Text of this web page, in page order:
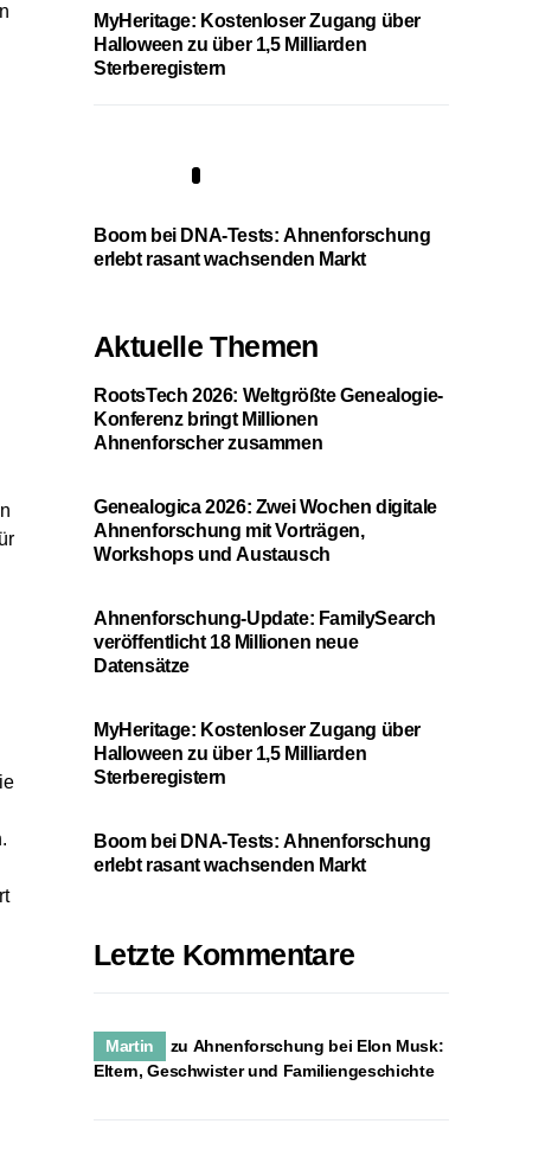
MyHeritage: Kostenloser Zugang über
Halloween zu über 1,5 Milliarden
Sterberegistern
Boom bei DNA-Tests: Ahnenforschung
erlebt rasant wachsenden Markt
Aktuelle Themen
RootsTech 2026: Weltgrößte Genealogie-
Konferenz bringt Millionen
Ahnenforscher zusammen
Genealogica 2026: Zwei Wochen digitale
Ahnenforschung mit Vorträgen,
Workshops und Austausch
Ahnenforschung-Update: FamilySearch
veröffentlicht 18 Millionen neue
Datensätze
MyHeritage: Kostenloser Zugang über
Halloween zu über 1,5 Milliarden
Sterberegistern
Boom bei DNA-Tests: Ahnenforschung
erlebt rasant wachsenden Markt
Letzte Kommentare
Martin zu Ahnenforschung bei Elon Musk:
Eltern, Geschwister und Familiengeschichte